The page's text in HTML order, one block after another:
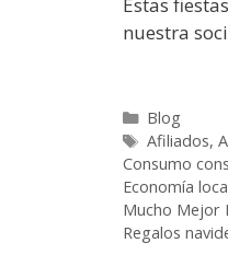
Estas
nuestra
Blog
Afiliados,
Consumo
Economía
Mucho Mejor
Regalos